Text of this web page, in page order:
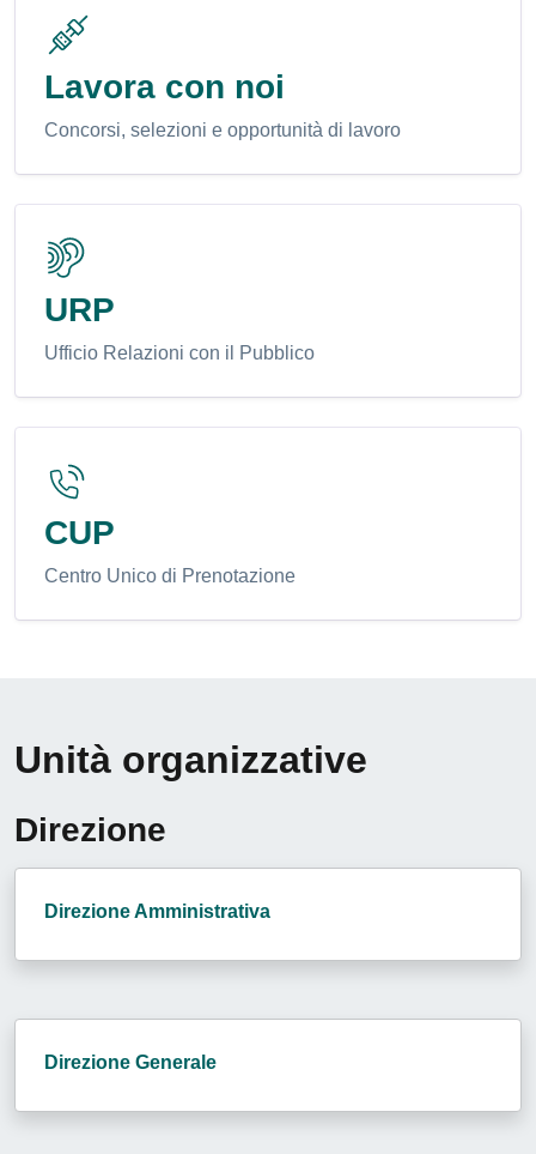
Lavora con noi
Concorsi, selezioni e opportunità di lavoro
URP
Ufficio Relazioni con il Pubblico
CUP
Centro Unico di Prenotazione
Unità organizzative
Direzione
Direzione Amministrativa
Direzione Generale